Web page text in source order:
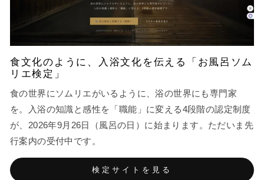
食文化のように、入浴文化を伝える「お風呂ソム
リエ検定」
食の世界にソムリエがいるように、浴の世界にも専門家
を。入浴の知識と感性を「職能」に変える4段階の認定制度
が、2026年9月26日（風呂の日）に始まります。ただいま先
行案内の受付中です。
検定サイトを見る